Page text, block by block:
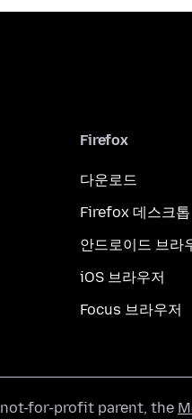
Firefox
다운로드
Firefox 데스크톱
안드로이드 브라
iOS 브라우저
Focus 브라우저
not-for-profit parent, the